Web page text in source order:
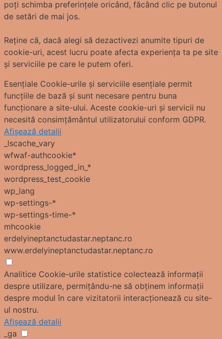
poți schimba preferințele oricând, făcând clic pe butonul
de setări de mai jos.
Reține că, dacă alegi să dezactivezi anumite tipuri de
cookie-uri, acest lucru poate afecta experiența ta pe site
și serviciile pe care le putem oferi.
Esențiale Cookie-urile și serviciile esențiale permit
funcțiile de bază și sunt necesare pentru buna
funcționare a site-ului. Aceste cookie-uri și servicii nu
necesită consimțământul utilizatorului conform GDPR.
Afișează detalii
_lscache_vary
wfwaf-authcookie*
wordpress_logged_in_*
wordpress_test_cookie
wp_lang
wp-settings-*
wp-settings-time-*
mhcookie
erdelyineptanctudastar.neptanc.ro
www.erdelyineptanctudastar.neptanc.ro
Analitice Cookie-urile statistice colectează informații
despre utilizare, permițându-ne să obținem informații
despre modul în care vizitatorii interacționează cu site-
ul nostru.
Afișează detalii
_ga